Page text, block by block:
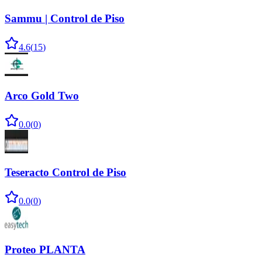
Sammu | Control de Piso
4.6(15)
Arco Gold Two
0.0(0)
Teseracto Control de Piso
0.0(0)
Proteo PLANTA